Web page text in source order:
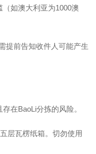
如澳大利亚为1000澳
提前告知收件人可能产生
在BaoLi分拣的风险。
层瓦楞纸箱。切勿使用